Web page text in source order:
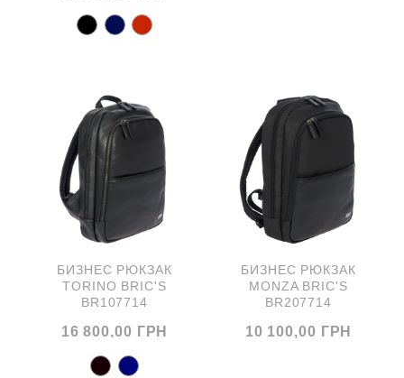
БИЗНЕС РЮКЗАК
TORINO BRIC'S
BR107714
16 800,00 ГРН
БИЗНЕС РЮКЗАК
MONZA BRIC'S
BR207714
10 100,00 ГРН